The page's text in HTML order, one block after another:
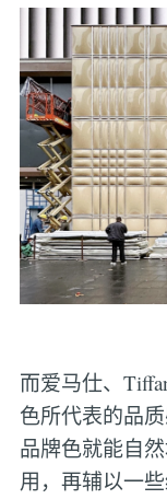
而爱马仕、
色所代表的品
品牌色就能自
用，再辅以一